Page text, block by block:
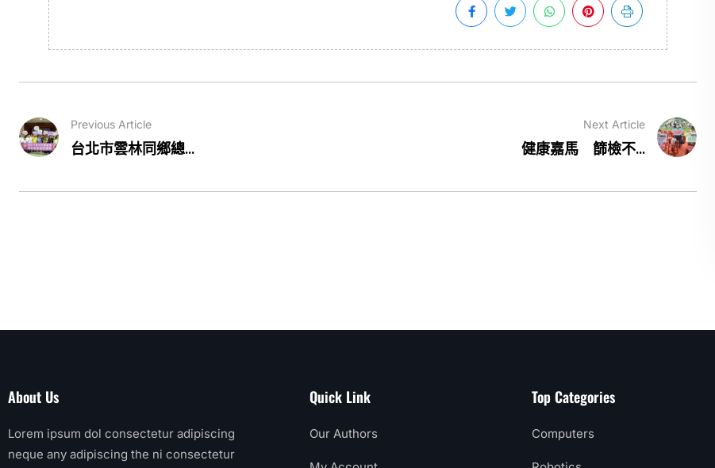
Previous Article
台北市雲林同鄉總...
Next Article
健康嘉馬 篩檢不...
About Us
Lorem ipsum dol consectetur adipiscing
neque any adipiscing the ni consectetur
Quick Link
Our Authors
Top Categories
Computers